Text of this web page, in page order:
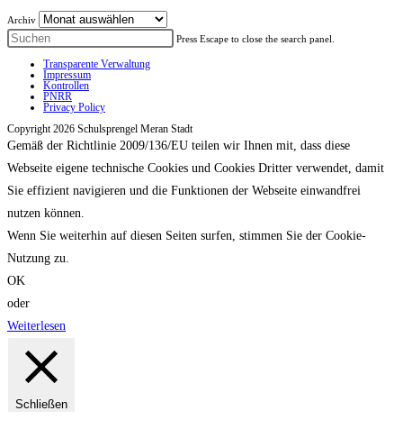
Archiv
Press Escape to close the search panel.
Transparente Verwaltung
Impressum
Kontrollen
PNRR
Privacy Policy
Copyright 2026 Schulsprengel Meran Stadt
Gemäß der Richtlinie 2009/136/EU teilen wir Ihnen mit, dass diese
Webseite eigene technische Cookies und Cookies Dritter verwendet, damit
Sie effizient navigieren und die Funktionen der Webseite einwandfrei
nutzen können.
Wenn Sie weiterhin auf diesen Seiten surfen, stimmen Sie der Cookie-
Nutzung zu.
OK
oder
Weiterlesen
Schließen